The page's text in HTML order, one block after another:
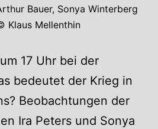
Bauer, Sonya Winterberg
Klaus Mellenthin
17 Uhr bei der
bedeutet der Krieg in
Beobachtungen der
Ira Peters und Sonya